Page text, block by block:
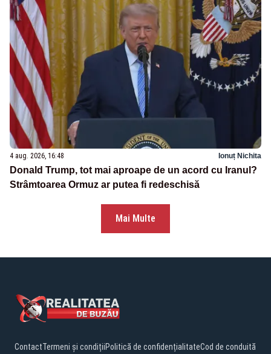
4 aug. 2026, 16:48 Ionuț Nichita
Donald Trump, tot mai aproape de un acord cu Iranul?
Strâmtoarea Ormuz ar putea fi redeschisă
Mai Multe
ContactTermeni și condițiiPolitică de confidențialitateCod de conduită